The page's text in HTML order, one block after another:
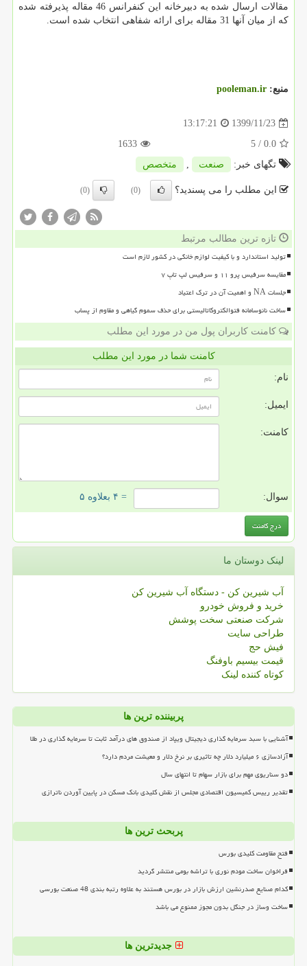
مقالات ارسال شده به دبیرخانه این کنفرانس 46 مقاله پذیرفته شده
که از میان آنها 31 مقاله برای ارائه شفاهی انتخاب شده است.
منبع: pooleman.ir
1399/11/23
13:17:21
0.0
/ 5
1633
تگهای خبر:
صنعت , متخصص
این مطلب را می پسندید؟ (0)
(0)
تازه ترین مطالب مرتبط
تولید استاندارد و با کیفیت لوازم خانگی در کشور لازم است
مقایسه سرفیس پرو ۱۱ و سرفیس لپ تاپ ۷
جلسات NA و اهمیت آن در ترک اعتیاد
ساخت نانوسامانه فتوالکتروکاتالیستی برای حذف سموم گیاهی و مقاوم از پساب
کامنت کاربران پول من در مورد این مطلب
کامنت شما در مورد این مطلب
نام:
ایمیل:
کامنت:
سوال: = ۴ بعلاوه ۵
لینک دوستان ما
آب شیرین کن - دستگاه آب شیرین کن
خرید و فروش خودرو
شرکت صنعتی سخت پوشش
طراحی سایت
فیش حج
قیمت بیسیم باوفنگ
کوتاه کننده لینک
پربیننده ترین ها
آشنایی با سبد سرمایه گذاری دیجیتال ویپاد از صندوق های درآمد ثابت تا سرمایه گذاری در طلا
آزادسازی ۶ میلیارد دلار چه تاثیری بر نرخ دلار و معیشت مردم دارد؟
دو سناریوی مهم برای بازار سهام تا انتهای سال
تقدیر رییس کمیسیون اقتصادی مجلس از نقش کلیدی بانک مسکن در پایین آوردن ناترازی
پربحث ترین ها
فتح مقاومت کلیدی بورس
فراخوان ساخت مودم نوری با تراشه بومی منتشر گردید
کدام صنایع صدرنشین ارزش بازار در بورس هستند به علاوه رتبه بندی 48 صنعت بورسی
ساخت وساز در جنگل بدون مجوز ممنوع می باشد
جدیدترین ها